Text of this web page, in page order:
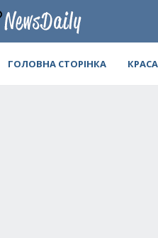
ГОЛОВНА СТОРІНКА КРАСА